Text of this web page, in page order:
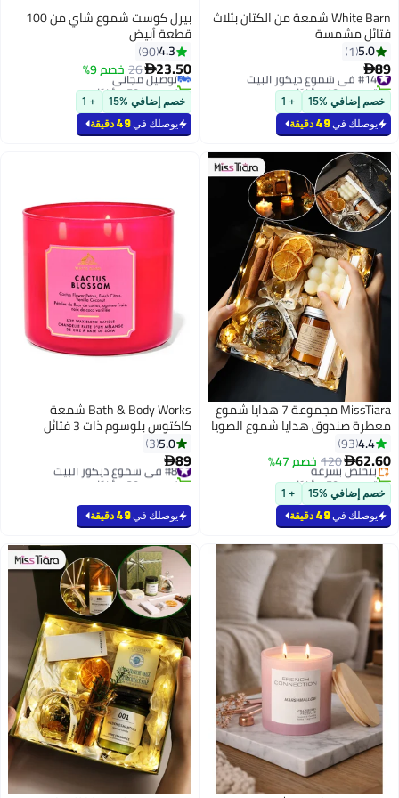
White Barn شمعة من الكتان بثلاث
فتائل مشمسة
5.0
1
89#14 في شموع ديكور البيت
تم بيع +10 مؤخرًا
#14 في شموع ديكور البيت
خصم إضافي %15 + 1
يوصلك في49 دقيقة
بيرل كوست شموع شاي من 100
قطعة أبيض
4.3
90
23.50
26 خصم 9%
#19 في شموع ديكور البيت
أقل سعر في 7 يوم
توصيل مجاني
تم بيع +50 مؤخرًا
#19 في شموع ديكور البيت
خصم إضافي %15 + 1
يوصلك في49 دقيقة
MissTiara مجموعة 7 هدايا شموع
معطرة صندوق هدايا شموع الصويا
مجموعة شموع معطرة لعيد الحب،
هدية عيد ميلاد، زفاف، تذكار حفلة،
حمام، يوجا فريزيا
4.4
93
62.60
120 خصم 47%
#15 في شموع ديكور البيت
أقل سعر في 30 يوم
بتخلّص بسرعة
تم بيع +50 مؤخرًا
#15 في شموع ديكور البيت
خصم إضافي %15 + 1
يوصلك في49 دقيقة
Bath & Body Works شمعة
كاكتوس بلوسوم ذات 3 فتائل
5.0
3
89#8 في شموع ديكور البيت
تم بيع +20 مؤخرًا
يوصلك في49 دقيقة